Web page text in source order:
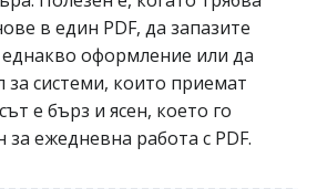
в един PDF, да запазите
оформление или да
за системи, които приемат
е бърз и ясен, което го
ежедневна работа с PDF.